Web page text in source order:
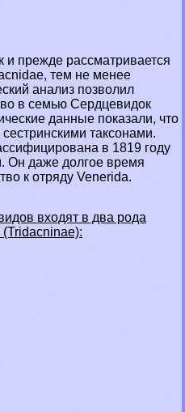
и прежде рассматривается
тем не менее
анализ позволил
в семью Сердцевидок
данные показали, что
таксонами.
в 1819 году
Он даже долгое время
к отряду Venerida.
входят в два рода